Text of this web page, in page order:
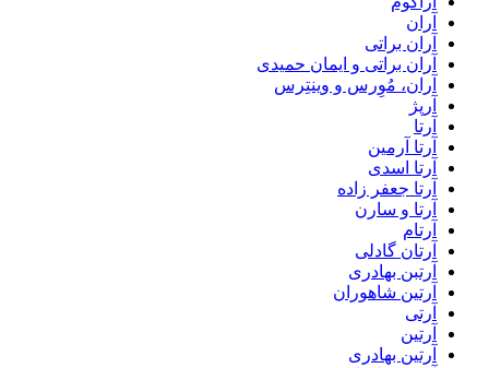
آران
آران براتی
آران براتی و ایمان حمیدی
آران، مُوِرس و وینتِرس
آرپژ
آرتا
آرتا آرمین
آرتا اسدی
آرتا جعفر زاده
آرتا و سارن
آرتام
آرتان گادلی
آرتبن بهادری
آرتين شاهوران
آرتی
آرتین
آرتین بهادری